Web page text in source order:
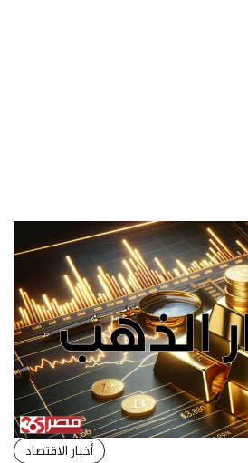
أخبار الاقتصاد